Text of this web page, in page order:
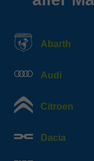
Abarth
Audi
Citroen
Dacia